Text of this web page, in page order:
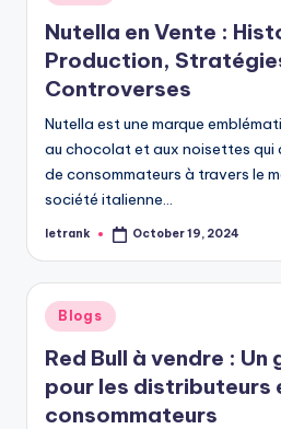
in
Nutella en Vente :
Production,
Controverses
Nutella est une marque
au chocolat et aux noisettes qui
de consommateurs à travers le
société italienne…
Posted
letrank October 19, 2024
Posted
in
Blogs
Red Bull à vendre :
pour les distributeurs
consommateurs